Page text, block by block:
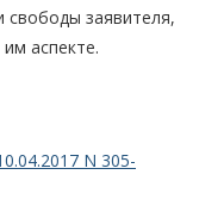
заявителя,
аспекте.
N 305-